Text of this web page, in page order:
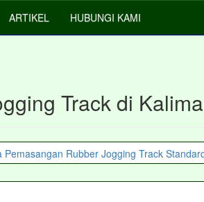
ARTIKEL HUBUNGI KAMI
Track di